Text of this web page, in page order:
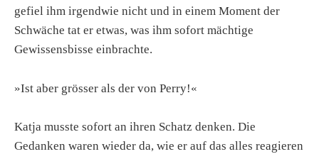
gefiel ihm irgendwie nicht und in einem Moment der
Schwäche tat er etwas, was ihm sofort mächtige
Gewissensbisse einbrachte.
»Ist aber grösser als der von Perry!«
Katja musste sofort an ihren Schatz denken. Die
Gedanken waren wieder da, wie er auf das alles reagieren